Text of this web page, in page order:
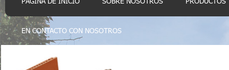
EN CONTACTO CON NOSOTROS